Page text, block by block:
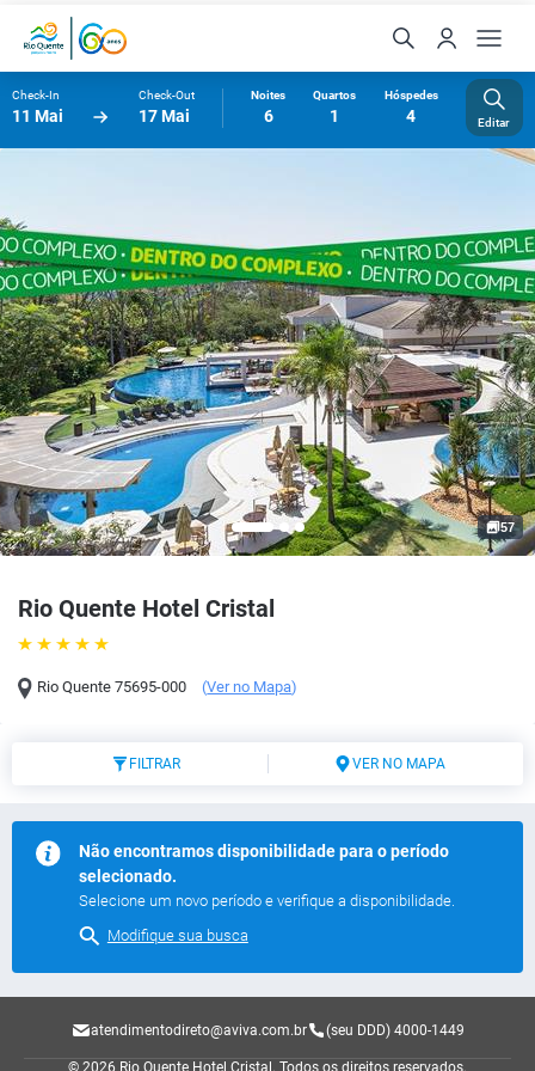
Check-In
11 Mai
Check-Out
17 Mai
Noites
6
Quartos
1
Hóspedes
4 Editar
Rio Quente Hotel Cristal
Rio Quente 75695-000 (Ver no Mapa)
57
FILTRAR VER NO MAPA
Não encontramos disponibilidade para o período
selecionado.
Selecione um novo período e verifique a disponibilidade.
Modifique sua busca
atendimentodireto@aviva.com.br (seu DDD) 4000-1449
© 2026 Rio Quente Hotel Cristal. Todos os direitos reservados.